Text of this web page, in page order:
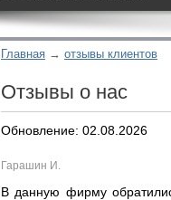
Главная отзывы клиентов
Отзывы о нас
Обновление: 02.08.2026
Гарашин И.
В данную фирму